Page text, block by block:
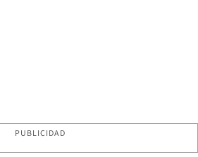
PUBLICIDAD